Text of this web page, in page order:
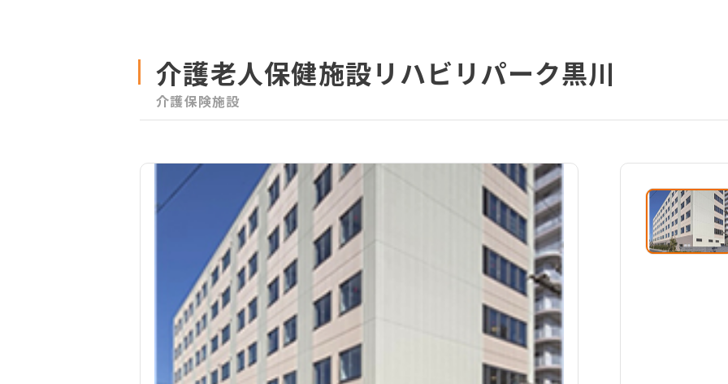
介護老人保健施設リハビリパーク黒川
介護保険施設